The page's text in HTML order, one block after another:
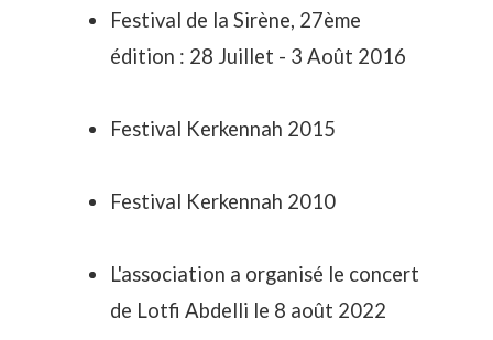
Festival de la Sirène, 27ème
édition : 28 Juillet - 3 Août 2016
Festival Kerkennah 2015
Festival Kerkennah 2010
L'association a organisé le concert
de Lotfi Abdelli le 8 août 2022